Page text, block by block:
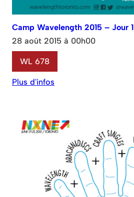
Camp Wavelength 2015 – Jour 1
28 août 2015 à 00h00
WL 678
Plus d'infos